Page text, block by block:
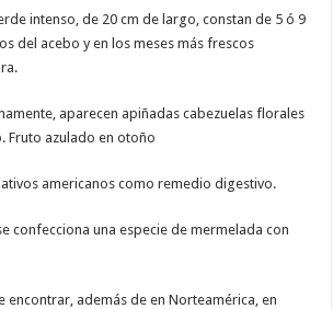
intenso, de 20 cm de largo, constan de 5 ó 9
del acebo y en los meses más frescos
aparecen apiñadas cabezuelas florales
Fruto azulado en otoño
americanos como remedio digestivo.
confecciona una especie de mermelada con
encontrar, además de en Norteamérica, en